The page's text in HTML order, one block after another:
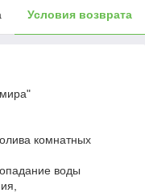
Условия возврата
комнатных
воды